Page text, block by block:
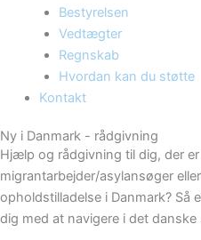
Bestyrelsen
Vedtægter
Regnskab
Hvordan kan du støtte
Kontakt
Ny i Danmark - rådgivning
Hjælp og rådgivning til dig, der
migrantarbejder/asylansøger
opholdstilladelse i Danmark?
dig med at navigere i det danske